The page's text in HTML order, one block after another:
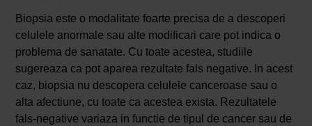
Biopsia este o modalitate foarte precisa de a descoperi
celulele anormale sau alte modificari care pot indica o
problema de sanatate. Cu toate acestea, studiile
sugereaza ca pot aparea rezultate fals negative. In acest
caz, biopsia nu descopera celulele canceroase sau o
alta afectiune, cu toate ca acestea exista. Rezultatele
fals-negative variaza in functie de tipul de cancer sau de